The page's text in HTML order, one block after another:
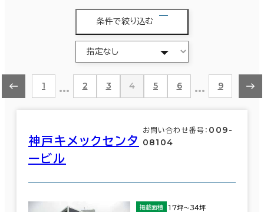
条件で絞り込む
1 … 2 3 4 5 6 … 9
神戸キメックセンタ
ービル
お問い合わせ番号： 009-
08104
掲載面積 17坪～34坪